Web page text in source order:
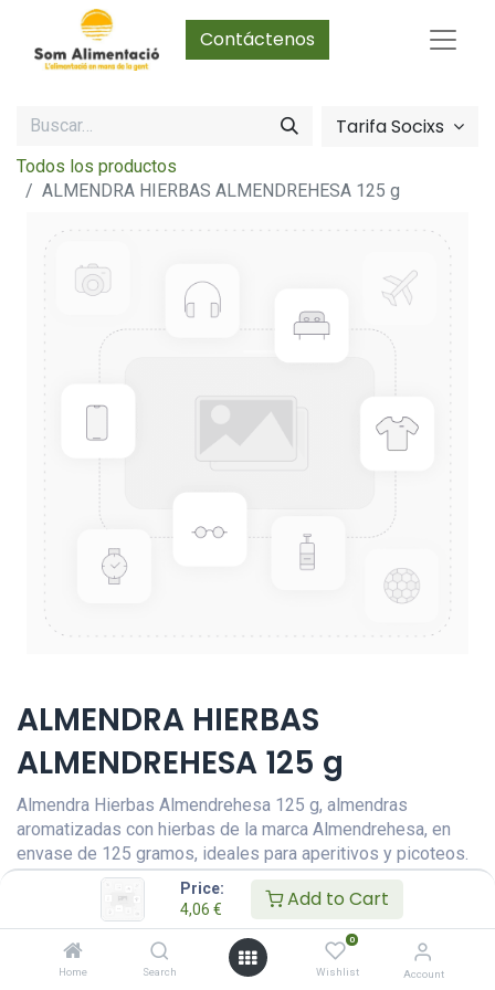
Price:
4,06 € Add to Cart
Home Search
0
Wishlist Account
Contáctenos
Tarifa Socixs
Todos los productos
ALMENDRA HIERBAS ALMENDREHESA 125 g
ALMENDRA HIERBAS
ALMENDREHESA 125 g
Almendra Hierbas Almendrehesa 125 g, almendras
aromatizadas con hierbas de la marca Almendrehesa, en
envase de 125 gramos, ideales para aperitivos y picoteos.
Este producto ya no está disponible.